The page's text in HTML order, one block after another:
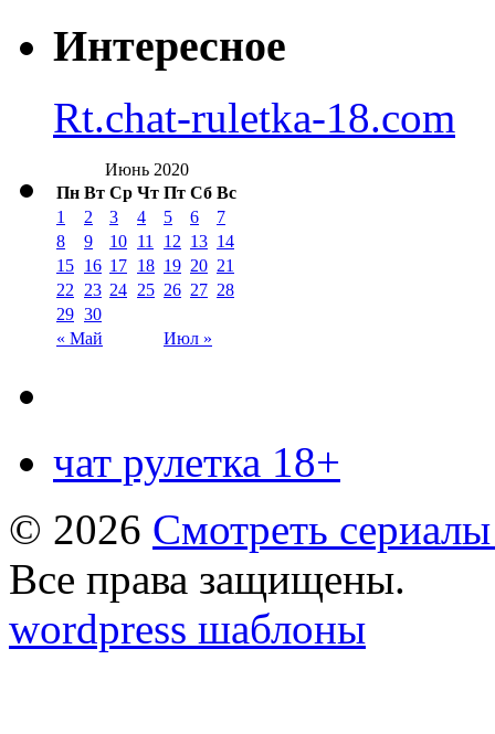
Интересное
Rt.chat-ruletka-18.com
Июнь 2020
Пн Вт Ср Чт Пт Сб Вс
« Май Июл »
1 2 3 4 5 6
7
8
9 10 11 12 13 14
15 16 17 18 19 20 21
22
23 24 25 26 27 28
29 30
чат рулетка 18+
© 2026 Смотреть
Все права защищены.
wordpress шаблоны